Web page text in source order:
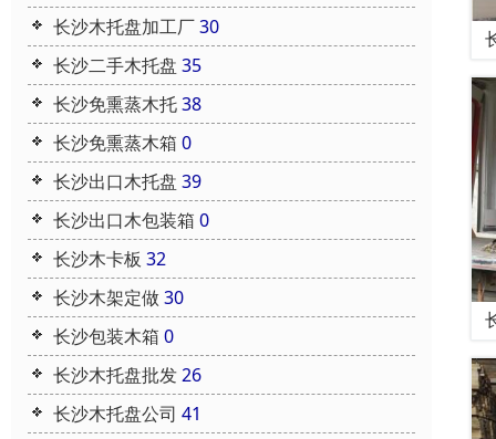
长沙木托盘加工厂30
长沙二手木托盘 35
长沙免熏蒸木托38
长沙免熏蒸木箱 0
长沙出口木托盘 39
长沙出口木包装箱 0
长沙木卡板 32
长沙木架定做30
长沙包装木箱 0
长沙木托盘批发26
长沙木托盘公司 41